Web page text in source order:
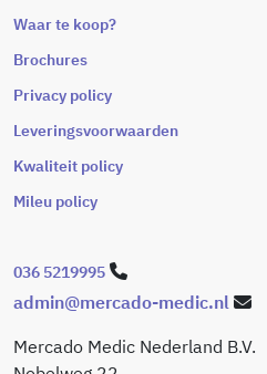
Waar te koop?
Brochures
Privacy policy
Leveringsvoorwaarden
Kwaliteit policy
Mileu policy
036 5219995
admin@mercado-medic.nl
Mercado Medic Nederland B.V.